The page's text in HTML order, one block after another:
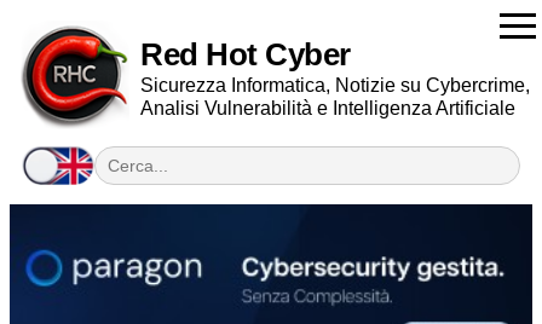
Red Hot Cyber
Sicurezza Informatica, Notizie su Cybercrime,
Analisi Vulnerabilità e Intelligenza Artificiale